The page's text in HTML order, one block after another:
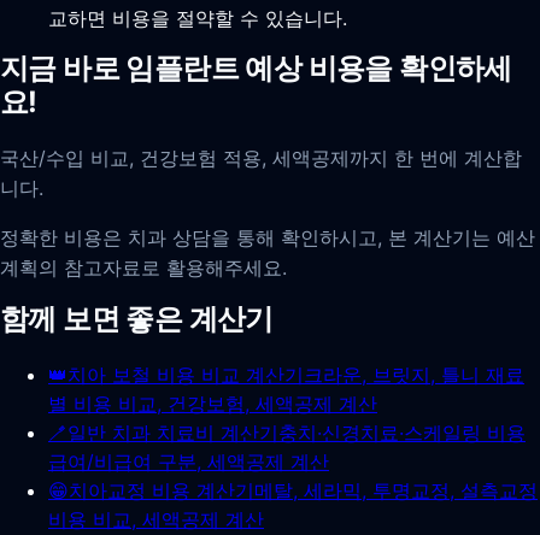
교하면 비용을 절약할 수 있습니다.
지금 바로 임플란트 예상 비용을 확인하세
요!
국산/수입 비교, 건강보험 적용, 세액공제까지 한 번에 계산합
니다.
정확한 비용은 치과 상담을 통해 확인하시고, 본 계산기는 예산
계획의 참고자료로 활용해주세요.
함께 보면 좋은 계산기
👑치아 보철 비용 비교 계산기크라운, 브릿지, 틀니 재료
별 비용 비교, 건강보험, 세액공제 계산
🪥일반 치과 치료비 계산기충치·신경치료·스케일링 비용
급여/비급여 구분, 세액공제 계산
😁치아교정 비용 계산기메탈, 세라믹, 투명교정, 설측교정
비용 비교, 세액공제 계산